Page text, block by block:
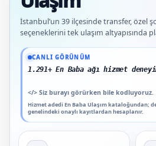
İstanbul’un 39 ilçesinde transfer, özel
seçeneklerini tek ulaşım altyapısında
CANLI GÖRÜNÜM
1.291+ En Baba ağı hizmet
</> Siz burayı görürken bile kodluyoruz.
Hizmet adedi En Baba Ulaşım kataloğundan;
genelindeki onaylı kayıtlardan hesaplanır.
Güncel veriler: 1.291+ En Baba ağı hizmet